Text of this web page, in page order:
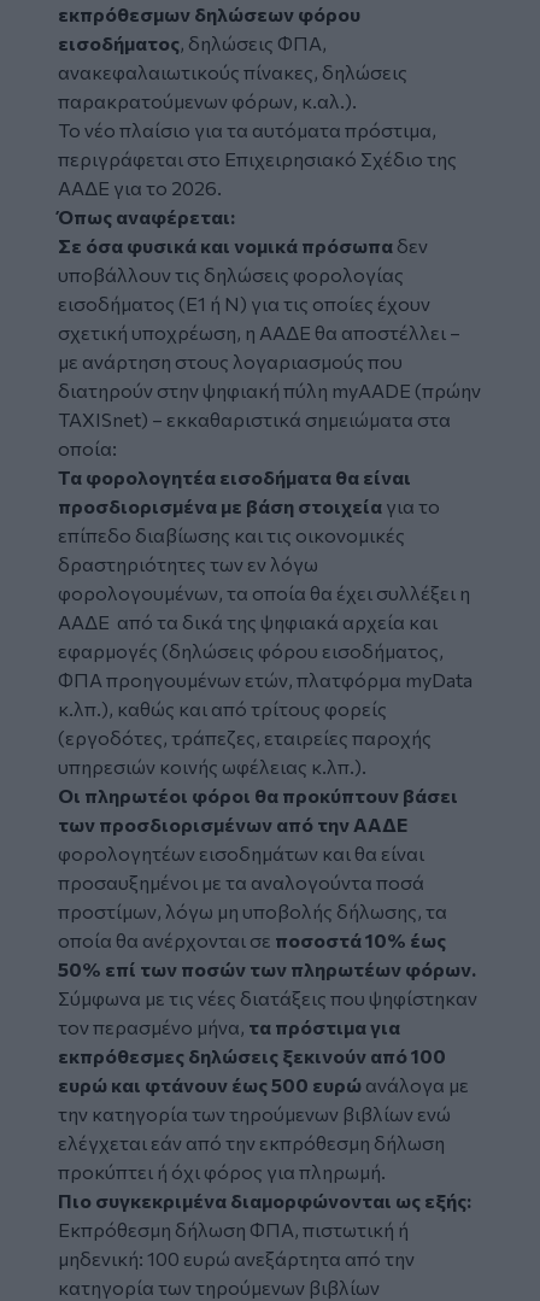
εκπρόθεσμων δηλώσεων φόρου
εισοδήματος, δηλώσεις ΦΠΑ,
ανακεφαλαιωτικούς πίνακες, δηλώσεις
παρακρατούμενων φόρων, κ.αλ.).
Το νέο πλαίσιο για τα αυτόματα πρόστιμα,
περιγράφεται στο Επιχειρησιακό Σχέδιο της
ΑΑΔΕ για το 2026.
Όπως αναφέρεται:
Σε όσα φυσικά και νομικά πρόσωπα δεν
υποβάλλουν τις δηλώσεις φορολογίας
εισοδήματος (Ε1 ή Ν) για τις οποίες έχουν
σχετική υποχρέωση, η ΑΑΔΕ θα αποστέλλει –
με ανάρτηση στους λογαριασμούς που
διατηρούν στην ψηφιακή πύλη myAADE (πρώην
ΤΑΧΙSnet) – εκκαθαριστικά σημειώματα στα
οποία:
Τα φορολογητέα εισοδήματα θα είναι
προσδιορισμένα με βάση στοιχεία για το
επίπεδο διαβίωσης και τις οικονομικές
δραστηριότητες των εν λόγω
φορολογουμένων, τα οποία θα έχει συλλέξει η
ΑΑΔΕ από τα δικά της ψηφιακά αρχεία και
εφαρμογές (δηλώσεις φόρου εισοδήματος,
ΦΠΑ προηγουμένων ετών, πλατφόρμα myData
κ.λπ.), καθώς και από τρίτους φορείς
(εργοδότες, τράπεζες, εταιρείες παροχής
υπηρεσιών κοινής ωφέλειας κ.λπ.).
Οι πληρωτέοι φόροι θα προκύπτουν βάσει
των προσδιορισμένων από την ΑΑΔΕ
φορολογητέων εισοδημάτων και θα είναι
προσαυξημένοι με τα αναλογούντα ποσά
προστίμων, λόγω μη υποβολής δήλωσης, τα
οποία θα ανέρχονται σε ποσοστά 10% έως
50% επί των ποσών των πληρωτέων φόρων.
Σύμφωνα με τις νέες διατάξεις που ψηφίστηκαν
τον περασμένο μήνα, τα πρόστιμα για
εκπρόθεσμες δηλώσεις ξεκινούν από 100
ευρώ και φτάνουν έως 500 ευρώ ανάλογα με
την κατηγορία των τηρούμενων βιβλίων ενώ
ελέγχεται εάν από την εκπρόθεσμη δήλωση
προκύπτει ή όχι φόρος για πληρωμή.
Πιο συγκεκριμένα διαμορφώνονται ως εξής:
Εκπρόθεσμη δήλωση ΦΠΑ, πιστωτική ή
μηδενική: 100 ευρώ ανεξάρτητα από την
κατηγορία των τηρούμενων βιβλίων